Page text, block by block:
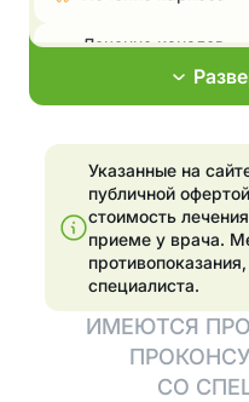
Лечение каналов —
периодонтита
Эстетические
реставрации
Отбелить зубы
Имплантация
Указанные на
публичной
стоимость
приеме у врача.
специалиста.
ИМЕЮТСЯ
СО